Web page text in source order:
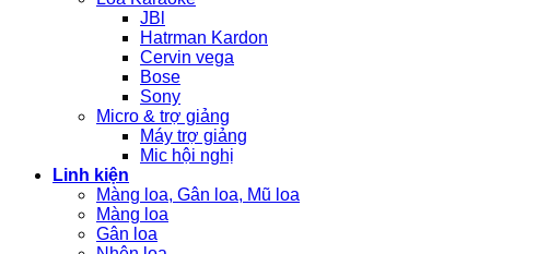
JBl
Hatrman Kardon
Cervin vega
Bose
Sony
Micro & trợ giảng
Máy trợ giảng
Mic hội nghị
Linh kiện
Màng loa, Gân loa, Mũ loa
Màng loa
Gân loa